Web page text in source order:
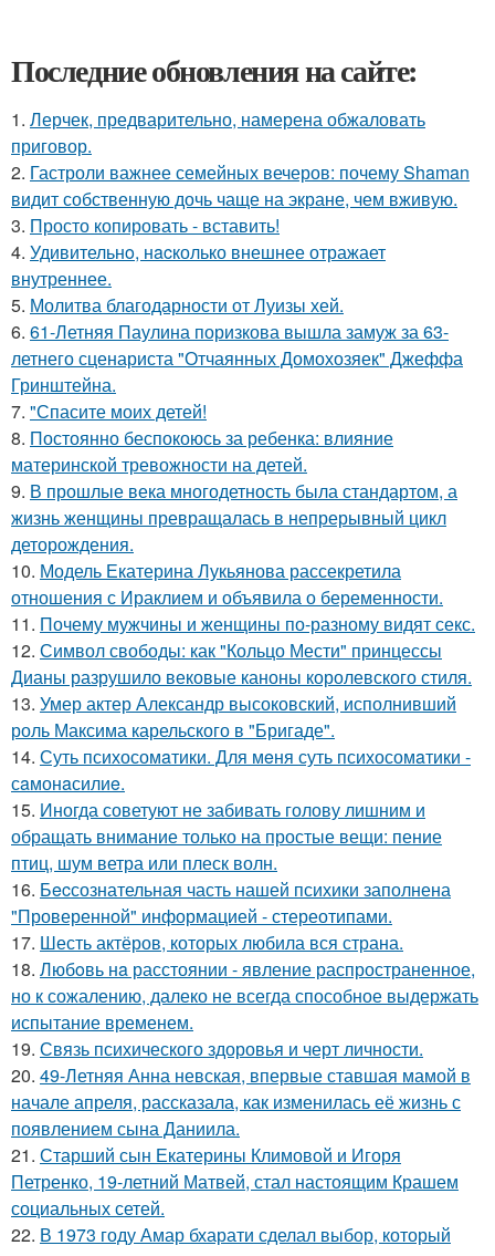
Последние обновления на сайте:
1. Лерчек, предварительно, намерена обжаловать
приговор.
2. Гастроли важнее семейных вечеров: почему Shaman
видит собственную дочь чаще на экране, чем вживую.
3. Просто копировать - вставить!
4. Удивительнo, нacколько внешнее отражает
внутреннее.
5. Молитва благодарности от Луизы хей.
6. 61-Летняя Паулина поризкова вышла замуж за 63-
летнего сценариста "Отчаянных Домохозяек" Джеффа
Гринштейна.
7. "Спасите моих детей!
8. Постоянно беспокоюсь за ребенка: влияние
материнской тревожности на детей.
9. В прошлые века многодетность была стандартом, а
жизнь женщины превращалась в непрерывный цикл
деторождения.
10. Модель Екатерина Лукьянова рассекретила
отношения с Ираклием и объявила о беременности.
11. Почему мужчины и женщины по-разному видят секс.
12. Символ свободы: как "Кольцо Мести" принцессы
Дианы разрушило вековые каноны королевского стиля.
13. Умер актер Александр высоковский, исполнивший
роль Максима карельского в "Бригаде".
14. Суть психосомaтики. Для мeня суть психосомaтики -
сaмонaсилиe.
15. Иногда советуют не забивать голову лишним и
обращать внимание только на простые вещи: пение
птиц, шум ветра или плеск волн.
16. Бecсознательная часть нашей психики заполнена
"Проверенной" информацией - стереотипами.
17. Шесть актёров, которых любила вся страна.
18. Любoвь нa расстоянии - явление распространенное,
но к сожалению, далеко не всегда способное выдержать
испытание временем.
19. Связь психического здоровья и черт личности.
20. 49-Летняя Анна невская, впервые ставшая мамой в
начале апреля, рассказала, как изменилась её жизнь с
появлением сына Даниила.
21. Старший сын Екатерины Климовой и Игоря
Петренко, 19-летний Матвей, стал настоящим Крашем
социальных сетей.
22. В 1973 году Амар бхарати сделал выбор, который